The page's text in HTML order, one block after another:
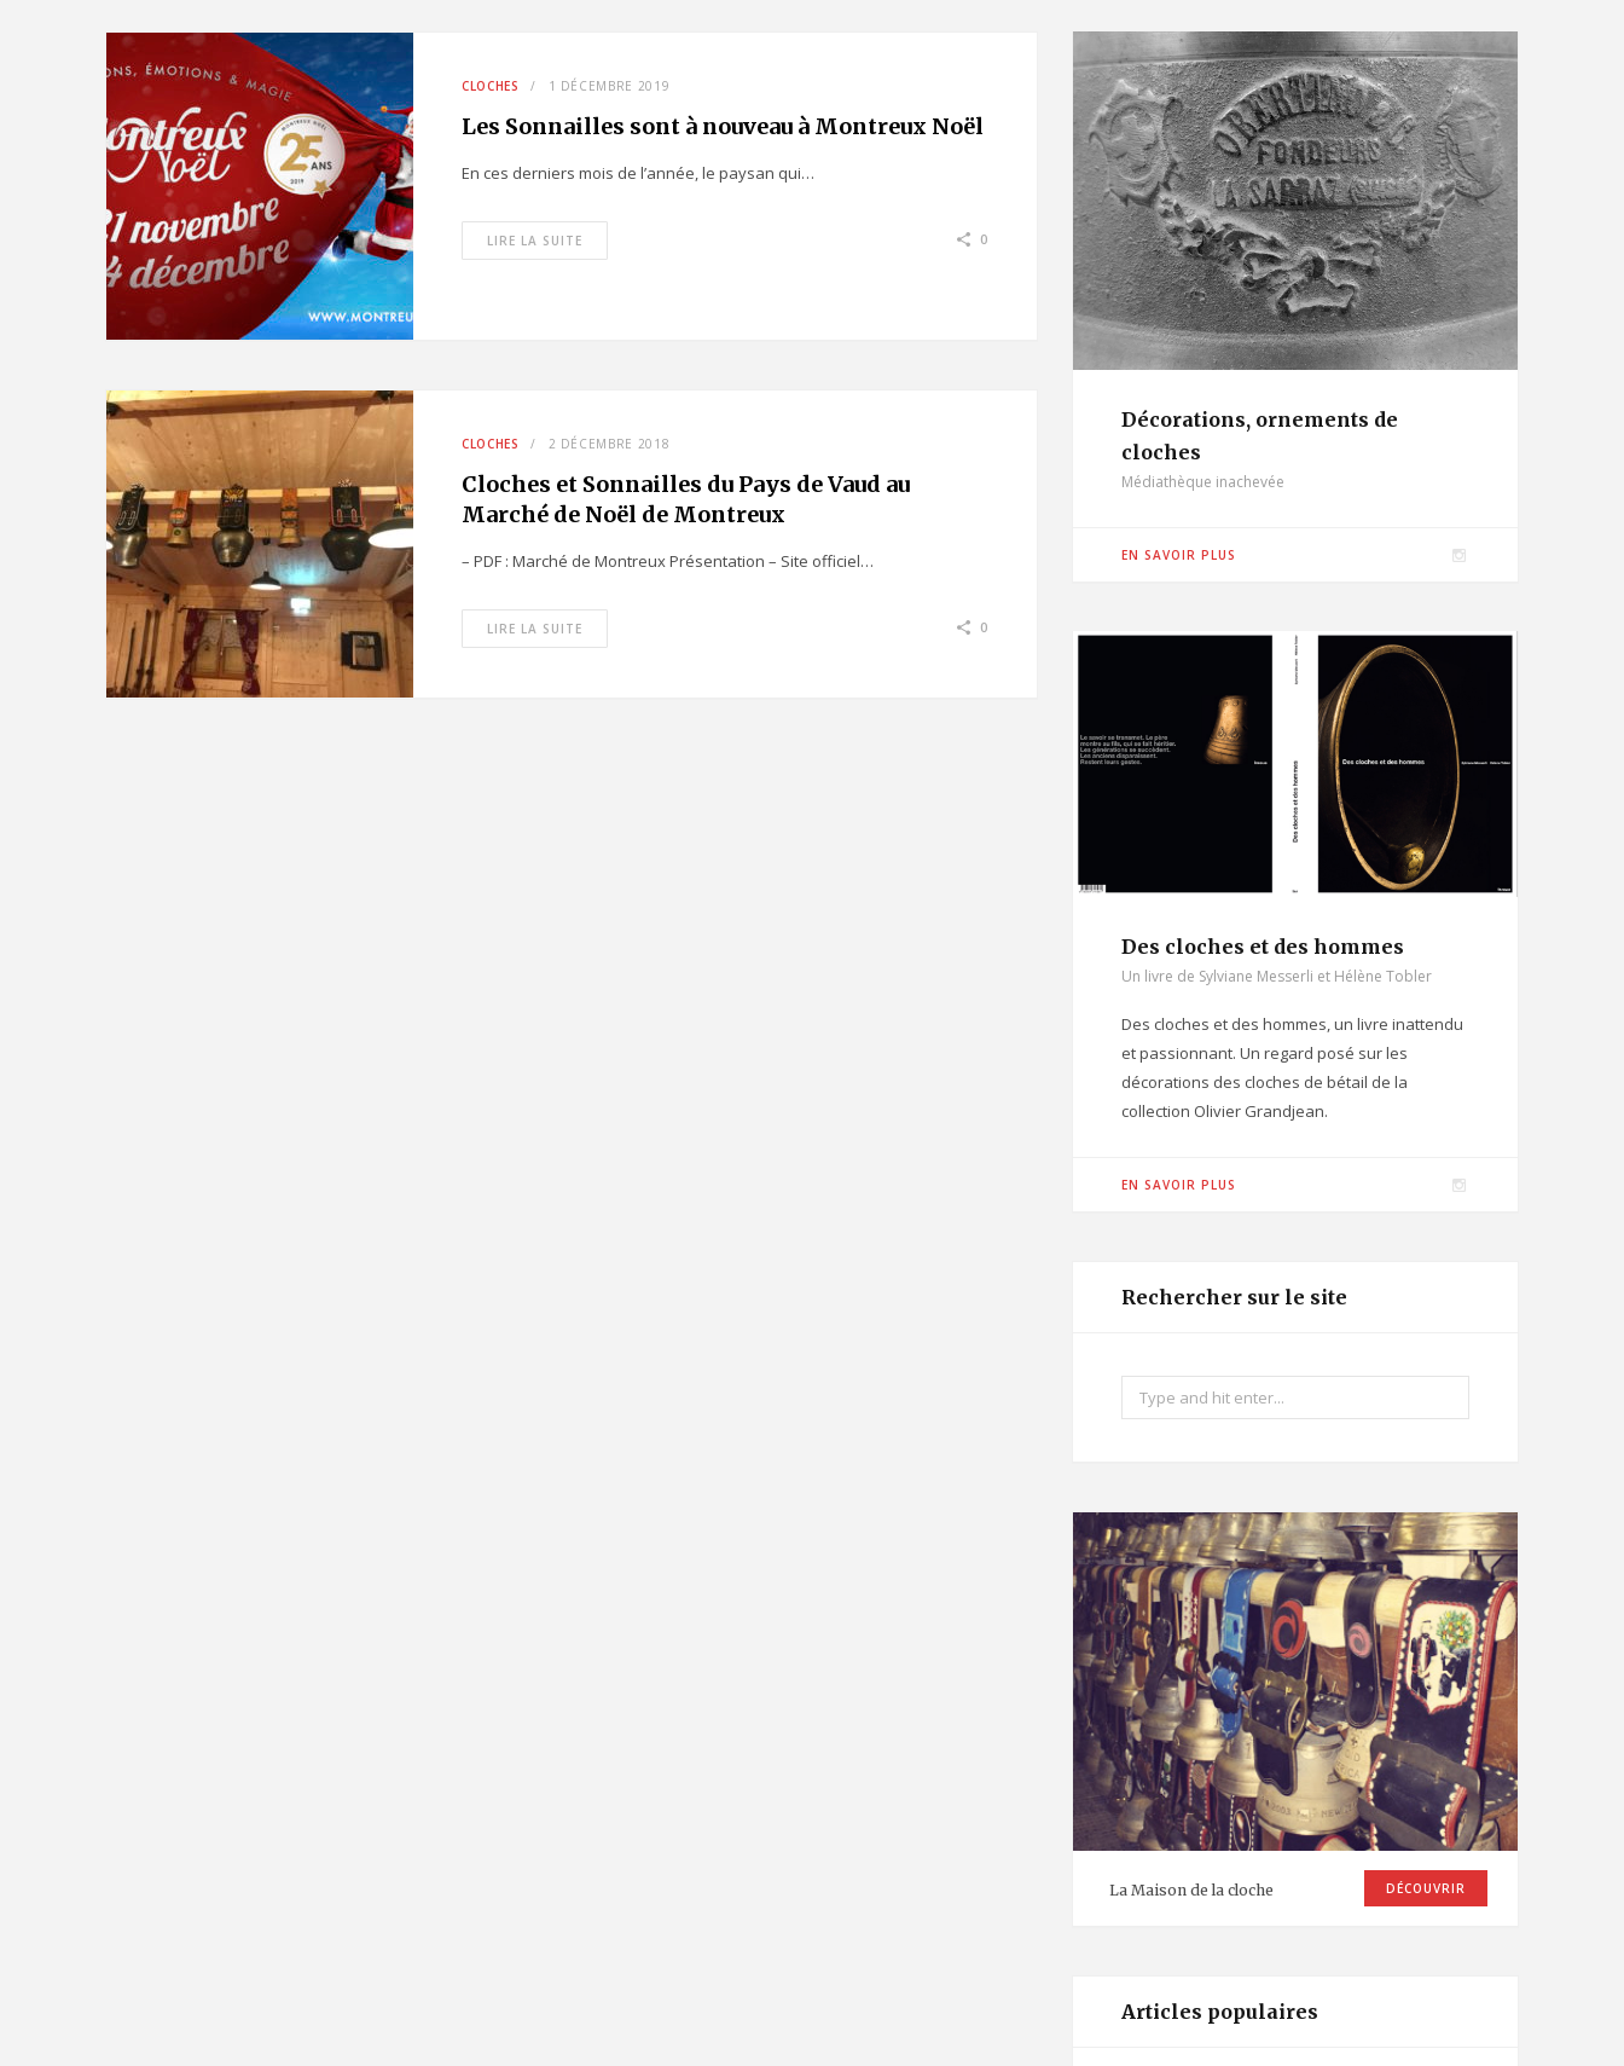
CLOCHES 1 DÉCEMBRE 2019
Les Sonnailles sont à nouveau à Montreux Noël
En ces derniers mois de l’année, le paysan qui…
LIRE LA SUITE 0
CLOCHES 2 DÉCEMBRE 2018
Cloches et Sonnailles du Pays de Vaud au
Marché de Noël de Montreux
– PDF : Marché de Montreux Présentation – Site officiel…
LIRE LA SUITE 0
Décorations, ornements de
cloches
Médiathèque inachevée
EN SAVOIR PLUS
I
Des cloches et des hommes
Un livre de Sylviane Messerli et Hélène Tobler
Des cloches et des hommes, un livre inattendu
et passionnant. Un regard posé sur les
décorations des cloches de bétail de la
collection Olivier Grandjean.
EN SAVOIR PLUS
I
r
Rechercher sur le site
Search
for:
La Maison de la cloche DÉCOUVRIR
Articles populaires